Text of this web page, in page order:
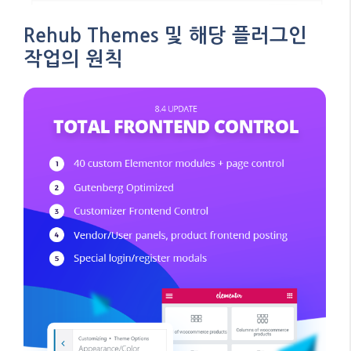
Rehub Themes 및 해당 플러그인
작업의 원칙